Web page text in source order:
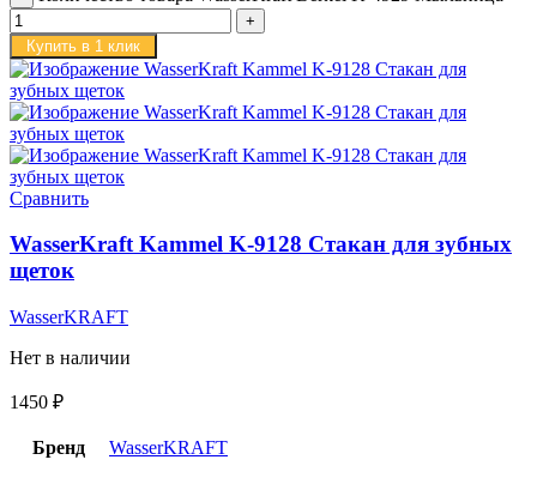
Купить в 1 клик
Сравнить
WasserKraft Kammel K-9128 Стакан для зубных
щеток
WasserKRAFT
Нет в наличии
1450 ₽
Бренд WasserKRAFT